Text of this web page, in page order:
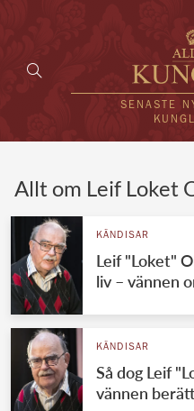
SENASTE
VÄRLDENS
Brittiska
Allt om Leif Loket
KÄNDISAR
Leif "Loket"
liv – vännen
KÄNDISAR
Så dog Leif
vännen